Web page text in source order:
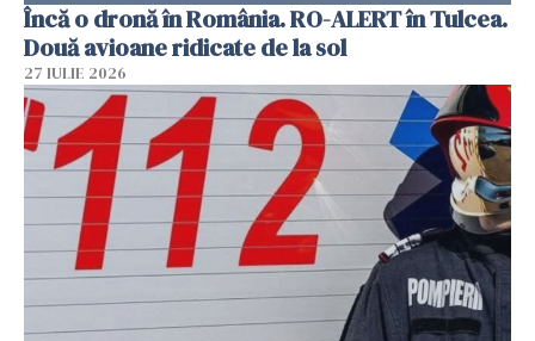
Încă o dronă în România. RO-ALERT în Tulcea.
Două avioane ridicate de la sol
27 IULIE 2026